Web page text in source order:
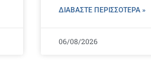
ΔΙΑΒΑΣΤΕ ΠΕΡΙΣΣΌΤΕΡΑ »
06/08/2026